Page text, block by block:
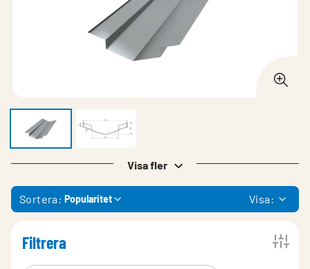
Visa fler
Sortera: Popularitet Visa:
Filtrera